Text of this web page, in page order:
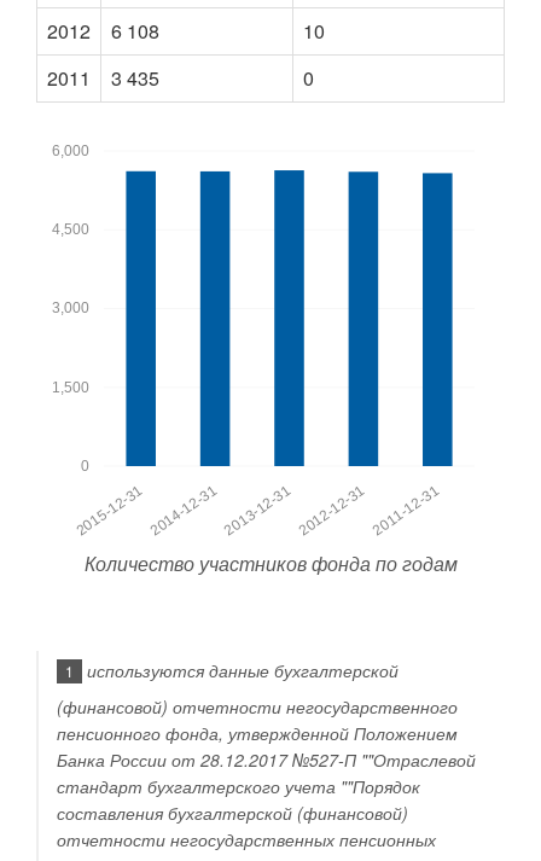
2012
6 108
10
2011
3 435 0
0
1,500
3,000
4,500
6,000
2011-12-31
2012-12-31
2013-12-31
2014-12-31
2015-12-31
Количество участников фонда по годам
1
используются данные бухгалтерской
(финансовой) отчетности негосударственного
пенсионного фонда, утвержденной Положением
Банка России от 28.12.2017 №527-П ""Отраслевой
стандарт бухгалтерского учета ""Порядок
составления бухгалтерской (финансовой)
отчетности негосударственных пенсионных